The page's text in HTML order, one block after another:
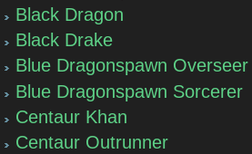
Black Dragon
Black Drake
Blue Dragonspawn Overseer
Blue Dragonspawn Sorcerer
Centaur Khan
Centaur Outrunner